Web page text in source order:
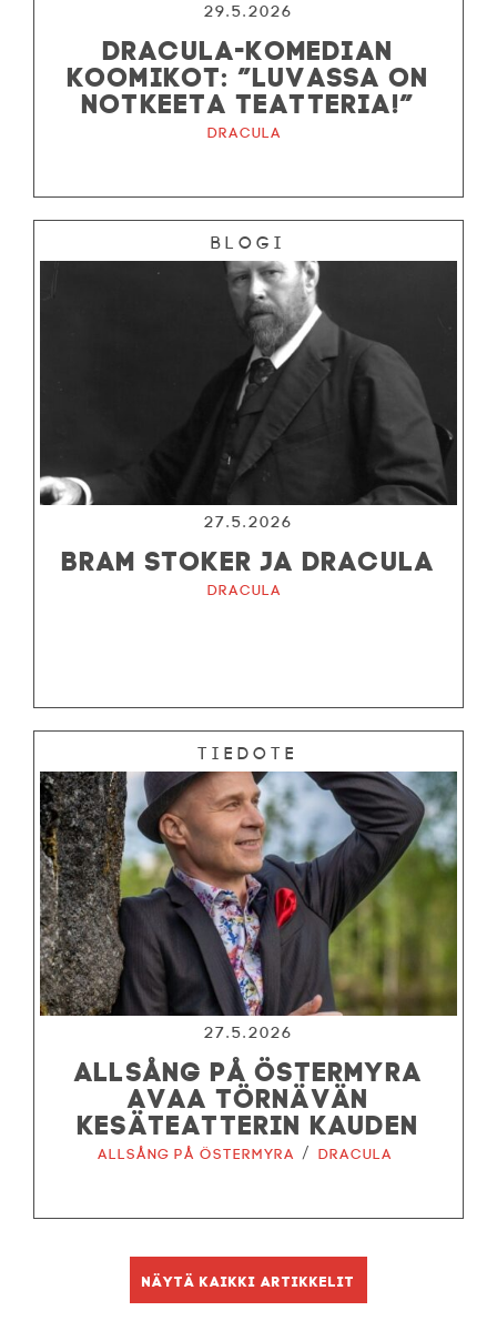
29.5.2026
DRACULA-KOMEDIAN
KOOMIKOT: ”LUVASSA ON
NOTKEETA TEATTERIA!”
Dracula
Blogi
27.5.2026
BRAM STOKER JA DRACULA
Dracula
Tiedote
27.5.2026
ALLSÅNG PÅ ÖSTERMYRA
AVAA TÖRNÄVÄN
KESÄTEATTERIN KAUDEN
Allsång på Östermyra / Dracula
Näytä kaikki artikkelit